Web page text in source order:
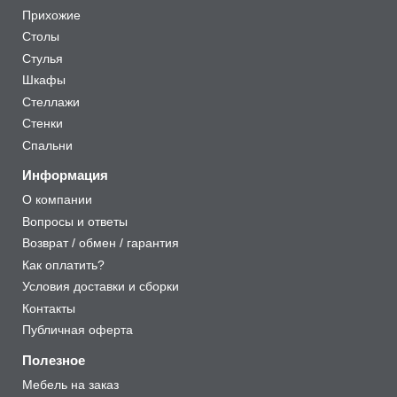
Прихожие
Столы
Стулья
Шкафы
Стеллажи
Стенки
Спальни
Информация
О компании
Вопросы и ответы
Возврат / обмен / гарантия
Как оплатить?
Условия доставки и сборки
Контакты
Публичная оферта
Полезное
Мебель на заказ